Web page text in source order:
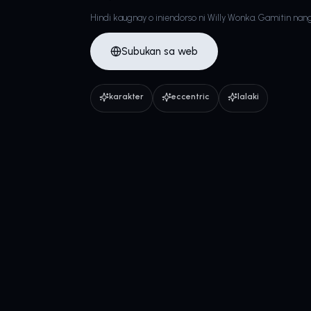
Hindi kaugnay o iniendorso ni Willy Wonka. Gamitin
Subukan sa web
karakter eccentric lalaki